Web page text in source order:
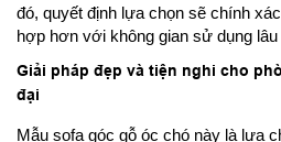
đó, quyết định lựa chọn sẽ chính
hợp hơn với không gian sử dụng lâu
Giải pháp đẹp và tiện nghi cho
đại
Mẫu sofa góc gỗ óc chó này là lựa